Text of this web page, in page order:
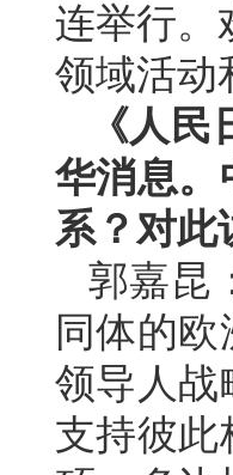
连举行。
领域活动
《人
华消息。
系？对此
郭嘉昆
同体的
领导人战
支持彼